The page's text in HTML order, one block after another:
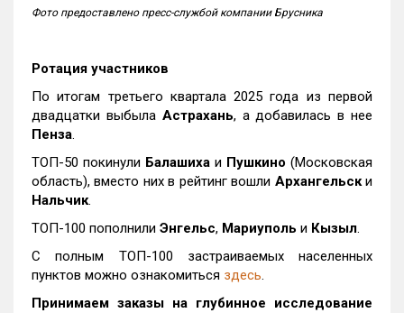
Фото предоставлено пресс-службой компании Брусника
Ротация участников
По итогам третьего квартала 2025 года из первой
двадцатки выбыла Астрахань, а добавилась в нее
Пенза.
ТОП-50 покинули Балашиха и Пушкино (Московская
область), вместо них в рейтинг вошли Архангельски
Нальчик.
ТОП-100 пополнили Энгельс, Мариуполь и Кызыл.
С полным ТОП-100 застраиваемых населенных
пунктов можно ознакомиться здесь.
Принимаем заказы на глубинное исследование